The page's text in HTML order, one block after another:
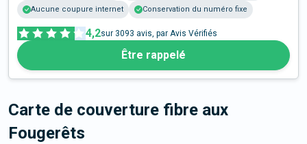
Aucune coupure internet
Conservation du numéro fixe
4,2sur 3093 avis, par Avis Vérifiés
Être rappelé
Carte de couverture fibre aux
Fougerêts